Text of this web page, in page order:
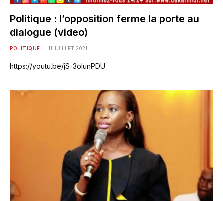
Politique : l’opposition ferme la porte au
dialogue (video)
POLITIQUE 11 JUILLET 2021
https://youtu.be/jS-3olunPDU